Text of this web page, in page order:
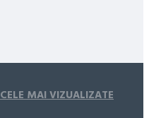
CELE MAI VIZUALIZATE